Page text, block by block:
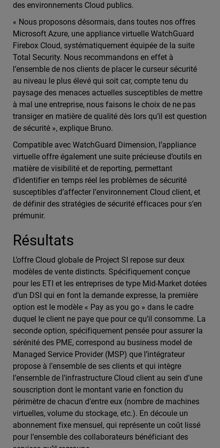
des environnements Cloud publics.
« Nous proposons désormais, dans toutes nos offres
Microsoft Azure, une appliance virtuelle WatchGuard
Firebox Cloud, systématiquement équipée de la suite
Total Security. Nous recommandons en effet à
l’ensemble de nos clients de placer le curseur sécurité
au niveau le plus élevé qui soit car, compte tenu du
paysage des menaces actuelles susceptibles de mettre
à mal une entreprise, nous faisons le choix de ne pas
transiger en matière de qualité dès lors qu’il est question
de sécurité », explique Bruno.
Compatible avec WatchGuard Dimension, l’appliance
virtuelle offre également une suite précieuse d’outils en
matière de visibilité et de reporting, permettant
d’identifier en temps réel les problèmes de sécurité
susceptibles d’affecter l’environnement Cloud client, et
de définir des stratégies de sécurité efficaces pour s’en
prémunir.
Résultats
L’offre Cloud globale de Project SI repose sur deux
modèles de vente distincts. Spécifiquement conçue
pour les ETI et les entreprises de type Mid-Market dotées
d’un DSI qui en font la demande expresse, la première
option est le modèle « Pay as you go » dans le cadre
duquel le client ne paye que pour ce qu’il consomme. La
seconde option, spécifiquement pensée pour assurer la
sérénité des PME, correspond au business model de
Managed Service Provider (MSP) que l’intégrateur
propose à l’ensemble de ses clients et qui intègre
l’ensemble de l’infrastructure Cloud client au sein d’une
souscription dont le montant varie en fonction du
périmètre de chacun d’entre eux (nombre de machines
virtuelles, volume du stockage, etc.). En découle un
abonnement fixe mensuel, qui représente un coût lissé
pour l’ensemble des collaborateurs bénéficiant des